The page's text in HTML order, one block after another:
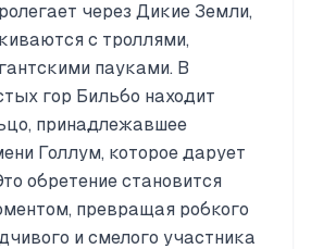
через Дикие Земли,
с троллями,
пауками. В
гор Бильбо находит
принадлежавшее
Голлум, которое дарует
обретение становится
превращая робкого
и смелого участника